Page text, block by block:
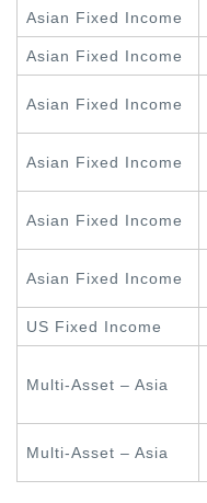
Asian Fixed Income
Asian Fixed Income
Asian Fixed Income
Asian Fixed Income
Asian Fixed Income
Asian Fixed Income
US Fixed Income
Multi-Asset – Asia
Multi-Asset – Asia